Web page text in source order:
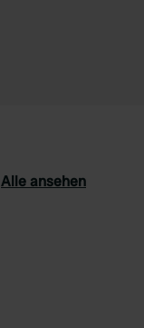
Alle ansehen